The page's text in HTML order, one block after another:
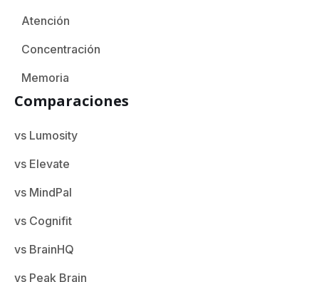
Atención
Concentración
Memoria
Comparaciones
vs Lumosity
vs Elevate
vs MindPal
vs Cognifit
vs BrainHQ
vs Peak Brain